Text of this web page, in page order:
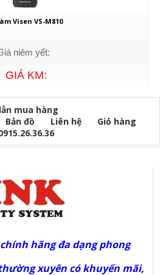
Visen VS-M810
niêm yết:
GIÁ KM:
mua hàng
Bản đồ Liên hệ
Giỏ hàng
hãng đa dạng phong
xuyên có khuyến mãi,